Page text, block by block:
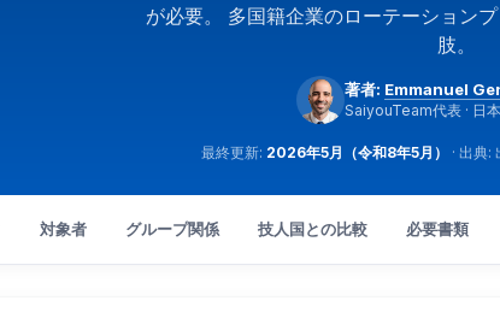
が必要。 多国籍企業のローテーション
肢。
著者: Emmanuel
SaiyouTeam代表 · 日
最終更新: 2026年5月（令和8年5月） · 出典
対象者 グループ関係 技人国との比較 必要書類